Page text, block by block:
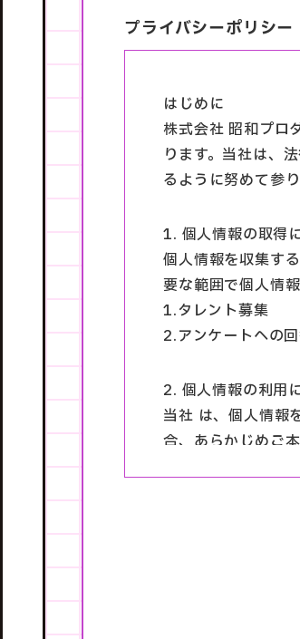
プライバシーポリシー
はじめに
株式会社 昭和プロ
ります。当社は、
るように努めて参
1. 個人情報の取得
個人情報を収集す
要な範囲で個人情
1.タレント募集
2.アンケートへの
2. 個人情報の利用
当社 は、個人情報
合、あらかじめご
お電話・文書・